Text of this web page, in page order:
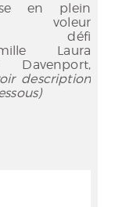
en plein
voleur
défi
Laura
description